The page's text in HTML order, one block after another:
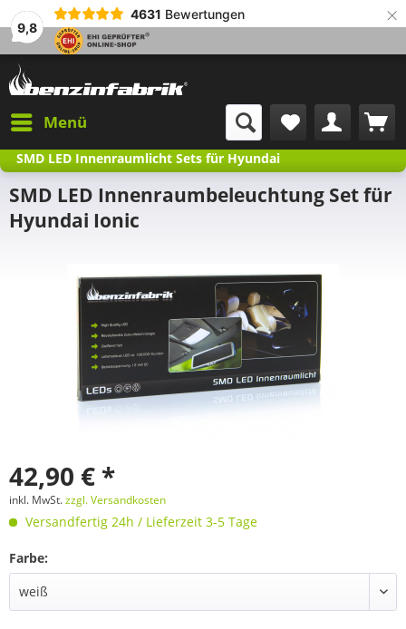
9,8
4631 Bewertungen ×
Menü
SMD LED Innenraumlicht Sets für Hyundai
SMD LED Innenraumbeleuchtung Set für
Hyundai Ionic
42,90 € *
inkl. MwSt.zzgl. Versandkosten
Versandfertig 24h / Lieferzeit 3-5 Tage
Farbe: